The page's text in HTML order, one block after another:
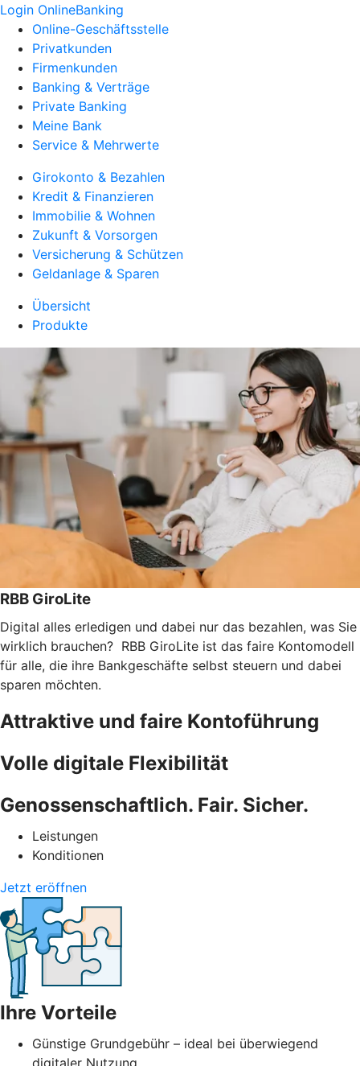
Login OnlineBanking
Online-Geschäftsstelle
Privatkunden
Firmenkunden
Banking & Verträge
Private Banking
Meine Bank
Service & Mehrwerte
Girokonto & Bezahlen
Kredit & Finanzieren
Immobilie & Wohnen
Zukunft & Vorsorgen
Versicherung & Schützen
Geldanlage & Sparen
Übersicht
Produkte
RBB GiroLite
Digital alles erledigen und dabei nur das bezahlen, was Sie
wirklich brauchen? RBB GiroLite ist das faire Kontomodell
für alle, die ihre Bankgeschäfte selbst steuern und dabei
sparen möchten.
Attraktive und faire Kontoführung
Volle digitale Flexibilität
Genossenschaftlich. Fair. Sicher.
Leistungen
Konditionen
Jetzt eröffnen
Ihre Vorteile
Günstige Grundgebühr – ideal bei überwiegend
digitaler Nutzung